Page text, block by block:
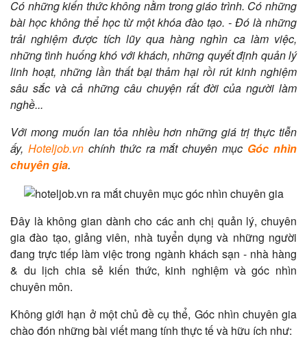
Có những kiến thức không nằm trong giáo trình. Có những
bài học không thể học từ một khóa đào tạo. - Đó là những
trải nghiệm được tích lũy qua hàng nghìn ca làm việc,
những tình huống khó với khách, những quyết định quản lý
linh hoạt, những lần thất bại thảm hại rồi rút kinh nghiệm
sâu sắc và cả những câu chuyện rất đời của người làm
nghề...
Với mong muốn lan tỏa nhiều hơn những giá trị thực tiễn
ấy, Hoteljob.vnchính thức ra mắt chuyên mục Góc nhìn
chuyên gia.
Đây là không gian dành cho các anh chị quản lý, chuyên
gia đào tạo, giảng viên, nhà tuyển dụng và những người
đang trực tiếp làm việc trong ngành khách sạn - nhà hàng
& du lịch chia sẻ kiến thức, kinh nghiệm và góc nhìn
chuyên môn.
Không giới hạn ở một chủ đề cụ thể, Góc nhìn chuyên gia
chào đón những bài viết mang tính thực tế và hữu ích như: